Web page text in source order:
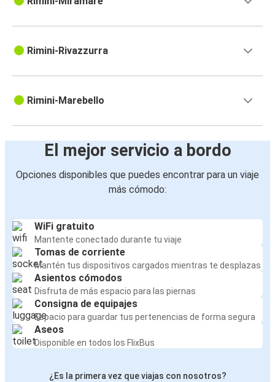
Rimini-Rivazzurra
Rimini-Marebello
El mejor servicio a bordo
Opciones disponibles que puedes encontrar para un viaje
más cómodo:
WiFi gratuito
Mantente conectado durante tu viaje
Tomas de corriente
Mantén tus dispositivos cargados mientras te desplazas
Asientos cómodos
Disfruta de más espacio para las piernas
Consigna de equipajes
Espacio para guardar tus pertenencias de forma segura
Aseos
Disponible en todos los FlixBus
¿Es la primera vez que viajas con nosotros?